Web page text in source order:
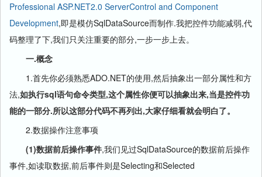
Professional ASP.NET2.0 ServerControl and Component
Development,即是模仿SqlDataSource而制作.我把控件功能减弱,代
码整理了下,我们只关注重要的部分,一步一步上去。
一.概念
1.首先你必须熟悉ADO.NET的使用,然后抽象出一部分属性和方
法,如执行sql语句命令类型,这个属性你便可以抽象出来,当是控件功
能的一部分.所以这部分代码不再列出,大家仔细看就会明白了。
2.数据操作注意事项
(1)数据前后操作事件,我们见过SqlDataSource的数据前后操作
事件,如读取数据,前后事件则是Selecting和Selected